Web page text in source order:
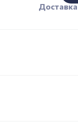
Доставка